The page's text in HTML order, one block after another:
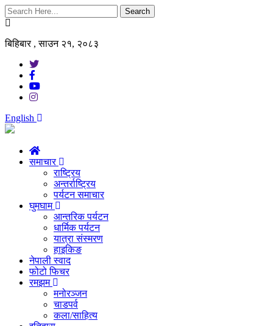
Search
बिहिबार , साउन २१, २०८३
English
समाचार
राष्ट्रिय
अन्तर्राष्ट्रिय
पर्यटन समाचार
घुमघाम
आन्तरिक पर्यटन
धार्मिक पर्यटन
यात्रा संस्मरण
हाइकिङ
नेपाली स्वाद
फोटो फिचर
रमझम
मनोरञ्जन
चाडपर्व
कला/साहित्य